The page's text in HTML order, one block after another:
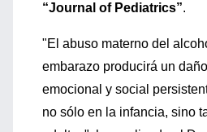
“Journal of Pediatrics”.
"El abuso materno del
embarazo producirá un
emocional y social
no sólo en la infancia, sino